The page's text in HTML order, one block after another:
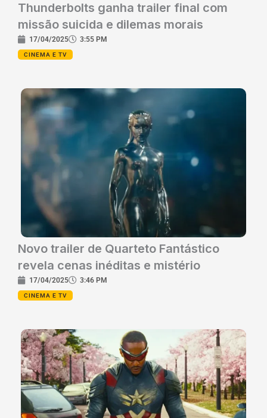
Thunderbolts ganha trailer final com
missão suicida e dilemas morais
17/04/2025 3:55 PM
CINEMA E TV
Novo trailer de Quarteto Fantástico
revela cenas inéditas e mistério
17/04/2025 3:46 PM
CINEMA E TV